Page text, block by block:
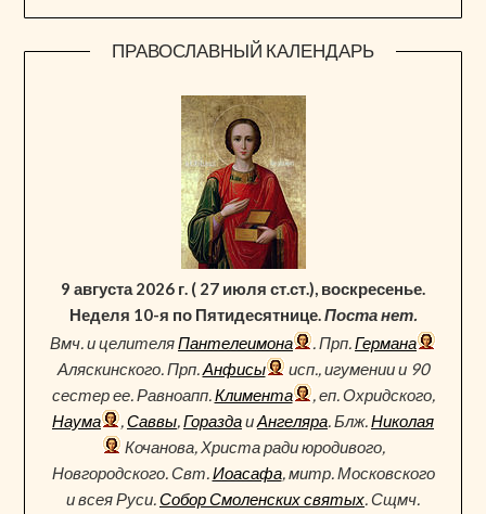
ПРАВОСЛАВНЫЙ КАЛЕНДАРЬ
9 августа 2026 г. ( 27 июля ст.ст.), воскресенье.
Неделя 10-я по Пятидесятнице.Поста нет.
Вмч. и целителяПантелеимона . Прп.Германа
Аляскинского. Прп.Анфисы
исп., игумении и 90
сестер ее. Равноапп.Климента
, еп. Охридского,
Наума
,Саввы,ГораздаиАнгеляра. Блж.Николая
Кочанова, Христа ради юродивого,
Новгородского. Свт.Иоасафа, митр. Московского
и всея Руси.Собор Смоленских святых. Сщмч.